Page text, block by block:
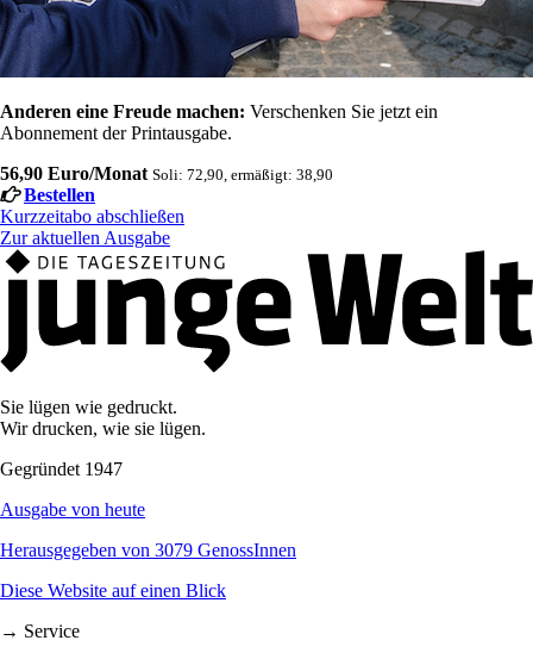
Anderen eine Freude machen: Verschenken Sie jetzt ein
Abonnement der Printausgabe.
56,90 Euro/Monat Soli: 72,90, ermäßigt: 38,90
Bestellen
Kurzzeitabo abschließen
Zur aktuellen Ausgabe
Sie lügen wie gedruckt.
Wir drucken, wie sie lügen.
Gegründet 1947
Ausgabe von heute
Herausgegeben von 3079 GenossInnen
Diese Website auf einen Blick
→ Service